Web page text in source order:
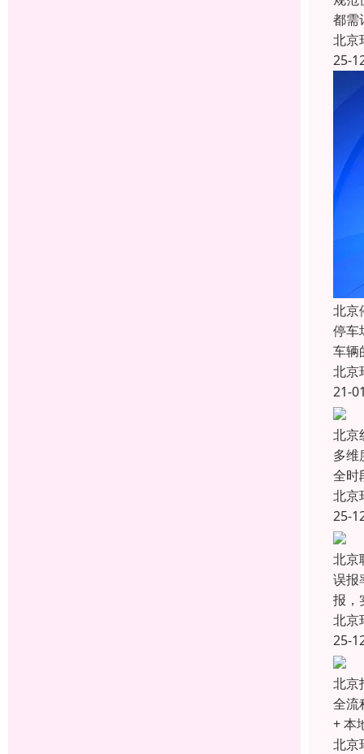
都需
北京
25-
北京
停车
车辆
北京
21-
北京
多维
全时
北京
25-
北京
误报
报，
北京
25-
北京
全流
+ 本
北京